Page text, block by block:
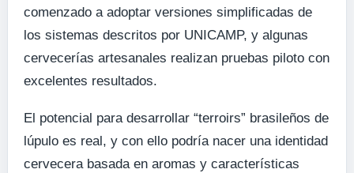
comenzado a adoptar versiones simplificadas de
los sistemas descritos por UNICAMP, y algunas
cervecerías artesanales realizan pruebas piloto con
excelentes resultados.
El potencial para desarrollar “terroirs” brasileños de
lúpulo es real, y con ello podría nacer una identidad
cervecera basada en aromas y características